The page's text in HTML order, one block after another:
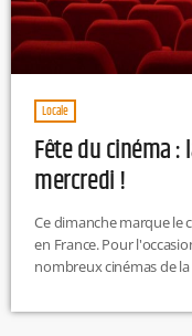
Locale
Fête du cinéma :
mercredi !
Ce dimanche marque le
en France. Pour
nombreux cinémas de
(les films à l'affiche).